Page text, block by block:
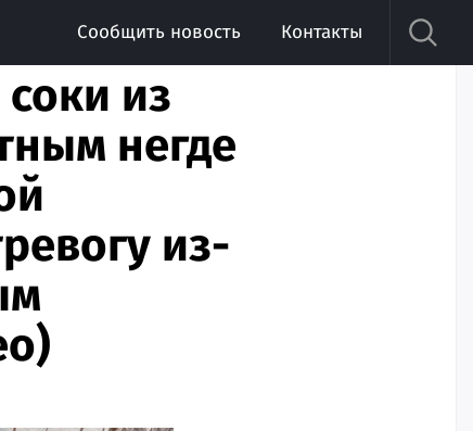
Сообщить новость Контакты
из
негде
из-